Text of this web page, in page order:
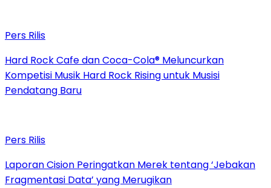
Pers Rilis
Hard Rock Cafe dan Coca-Cola® Meluncurkan
Kompetisi Musik Hard Rock Rising untuk Musisi
Pendatang Baru
Pers Rilis
Laporan Cision Peringatkan Merek tentang ‘Jebakan
Fragmentasi Data’ yang Merugikan